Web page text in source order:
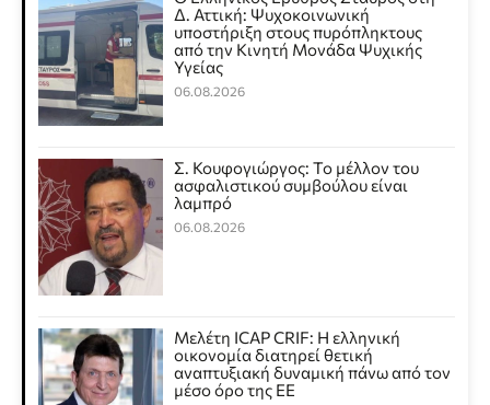
Δ. Αττική: Ψυχοκοινωνική
υποστήριξη στους πυρόπληκτους
από την Κινητή Μονάδα Ψυχικής
Υγείας
06.08.2026
Σ. Κουφογιώργος: To μέλλον του
ασφαλιστικού συμβούλου είναι
λαμπρό
06.08.2026
Μελέτη ICAP CRIF: Η ελληνική
οικονομία διατηρεί θετική
αναπτυξιακή δυναμική πάνω από τον
μέσο όρο της ΕΕ